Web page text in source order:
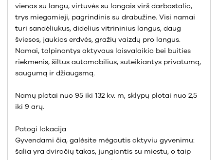
vienas su langu, virtuvės su langais virš darbastalio,
trys miegamieji, pagrindinis su drabužine. Visi namai
turi sandėliukus, didelius vitrininius langus, daug
šviesos, jaukios erdvės, gražių vaizdų pro langus.
Namai, talpinantys aktyvaus laisvalaikio bei buities
riekmenis, šiltus automobilius, suteikiantys privatumą,
saugumą ir džiaugsmą.
Namų plotai nuo 95 iki 132 kv. m, sklypų plotai nuo 2,5
iki 9 arų.
Patogi lokacija
Gyvendami čia, galėsite mėgautis aktyviu gyvenimu:
šalia yra dviračių takas, jungiantis su miestu, o taip